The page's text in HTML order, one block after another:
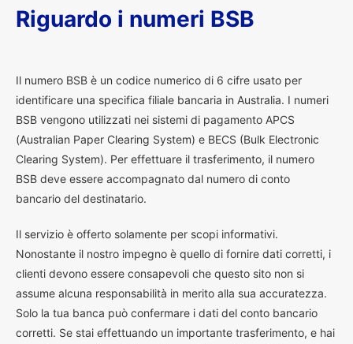
Riguardo i numeri BSB
Il numero BSB è un codice numerico di 6 cifre usato per
identificare una specifica filiale bancaria in Australia. I numeri
BSB vengono utilizzati nei sistemi di pagamento APCS
(Australian Paper Clearing System) e BECS (Bulk Electronic
Clearing System). Per effettuare il trasferimento, il numero
BSB deve essere accompagnato dal numero di conto
bancario del destinatario.
Il servizio è offerto solamente per scopi informativi.
Nonostante il nostro impegno è quello di fornire dati corretti, i
clienti devono essere consapevoli che questo sito non si
assume alcuna responsabilità in merito alla sua accuratezza.
Solo la tua banca può confermare i dati del conto bancario
corretti. Se stai effettuando un importante trasferimento, e hai